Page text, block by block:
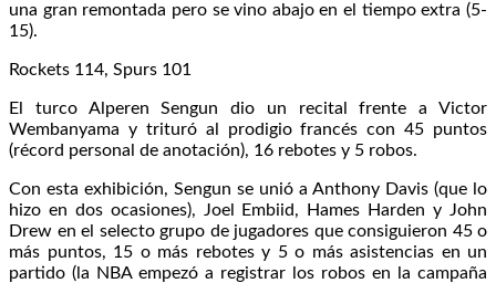
una gran remontada pero se vino abajo en el tiempo extra (5-
15).
Rockets 114, Spurs 101
El turco Alperen Sengun dio un recital frente a Victor
Wembanyama y trituró al prodigio francés con 45 puntos
(récord personal de anotación), 16 rebotes y 5 robos.
Con esta exhibición, Sengun se unió a Anthony Davis (que lo
hizo en dos ocasiones), Joel Embiid, Hames Harden y John
Drew en el selecto grupo de jugadores que consiguieron 45 o
más puntos, 15 o más rebotes y 5 o más asistencias en un
partido (la NBA empezó a registrar los robos en la campaña